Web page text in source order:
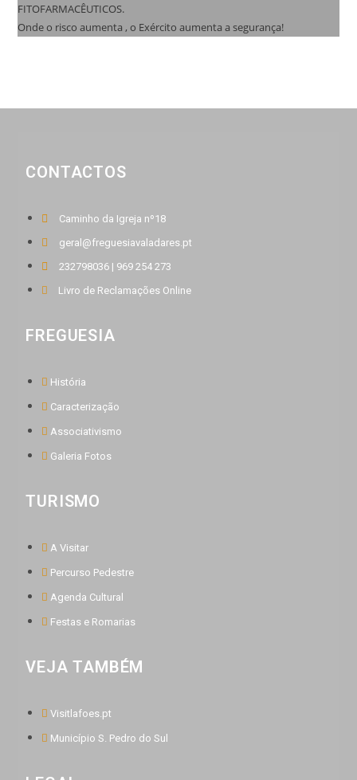
FITOFARMACÊUTICOS.
Onde o risco aumenta , o Exército aumenta a segurança!
CONTACTOS
Caminho da Igreja nº18
geral@freguesiavaladares.pt
232798036 | 969 254 273
Livro de Reclamações Online
FREGUESIA
História
Caracterização
Associativismo
Galeria Fotos
TURISMO
A Visitar
Percurso Pedestre
Agenda Cultural
Festas e Romarias
VEJA TAMBÉM
Visitlafoes.pt
Município S. Pedro do Sul